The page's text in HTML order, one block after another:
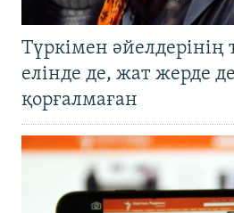
Түркімен әйелдерінің
елінде де, жат жерде
қорғалмаған